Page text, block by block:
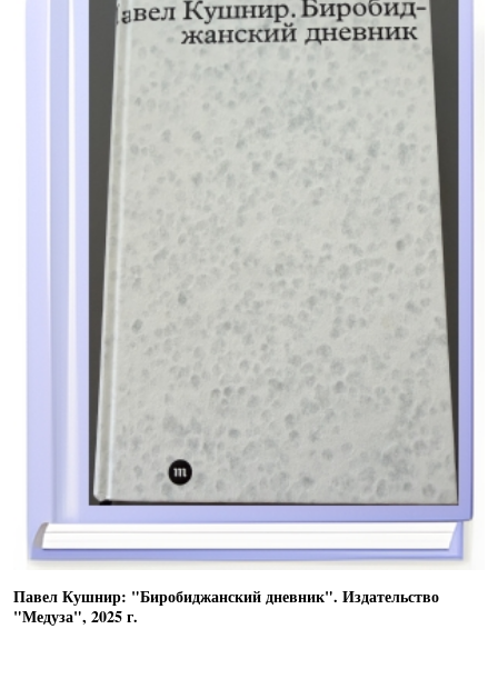
Павел Кушнир: "Биробиджанский дневник". Издательство
"Медуза", 2025 г.